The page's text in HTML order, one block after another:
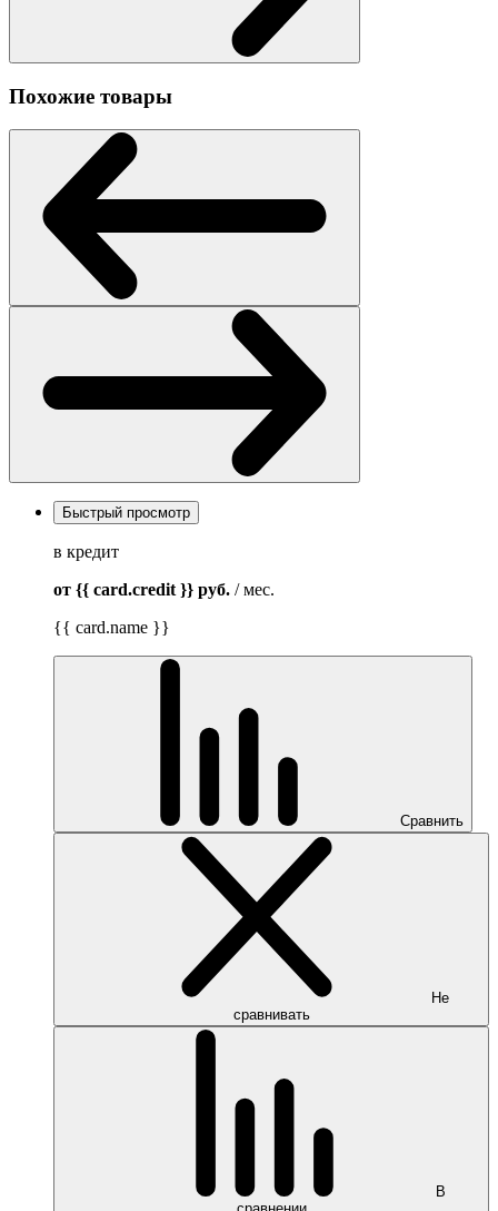
Похожие товары
Быстрый просмотр
в кредит
от {{ card.credit }} руб. / мес.
{{ card.name }}
Сравнить
Не
сравнивать
В